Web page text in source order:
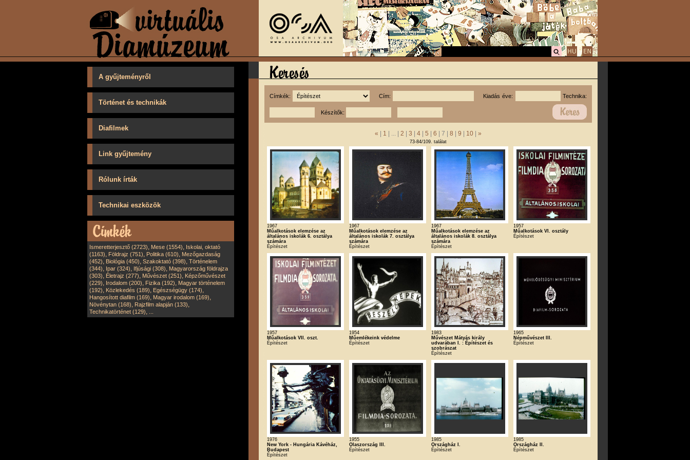
A gyűjteményről
Történet és technikák
Diafilmek
Link gyűjtemény
Rólunk írták
Technikai eszközök
Ismeretterjesztő (2723), Mese (1554), Iskolai, oktató
(1163), Földrajz (751), Politika (610), Mezőgazdaság
(452), Biológia (450), Szakoktató (398), Történelem
(344), Ipar (324), Ifjúsági (308), Magyarország földrajza
(303), Életrajz (277), Művészet (251), Képzőművészet
(229), Irodalom (200), Fizika (192), Magyar történelem
(192), Közlekedés (189), Egészségügy (174),
Hangosított diafilm (169), Magyar irodalom (169),
Növénytan (168), Rajzfilm alapján (133),
Technikatörténet (129),
Címkék: Cím: Kiadás éve: Technika:
Készítők:
« | 1 | ... | 2 | 3 | 4 | 5 | 6 | 7 | 8 | 9 | 10 | »
73-84/109. találat
1967
Műalkotások elemzése az
általános iskolák 6. osztálya
számára
Építészet
1967
Műalkotások elemzése az
általános iskolák 7. osztálya
számára
Építészet
1967
Műalkotások elemzése az
általános iskolák 8. osztálya
számára
Építészet
1957
Műalkotások VI. osztály
Építészet
1957
Műalkotások VII. oszt.
Építészet
1954
Műemlékeink védelme
Építészet
1983
Művészet Mátyás király
udvarában I. : Építészet és
szobrászat
Építészet
1965
Népművészet III.
Építészet
1976
New York - Hungária Kávéház,
Budapest
Építészet
1955
Olaszország III.
Építészet
1985
Országház I.
Építészet
1985
Országház II.
Építészet